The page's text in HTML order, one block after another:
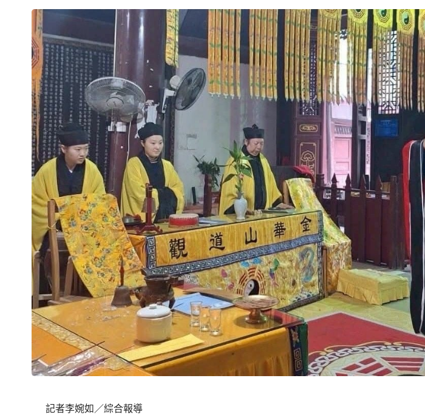
記者李婉如／綜合報導